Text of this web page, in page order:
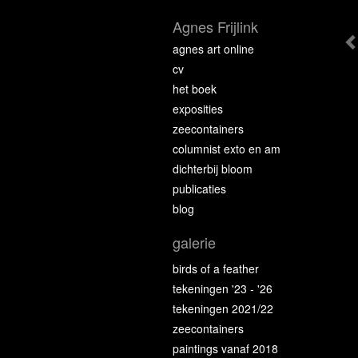
Agnes Frijlink
agnes art online
cv
het boek
exposities
zeecontainers
columnist exto en am
dichterbij bloom
publicaties
blog
galerie
birds of a feather
tekeningen '23 - '26
tekeningen 2021/22
zeecontainers
paintings vanaf 2018